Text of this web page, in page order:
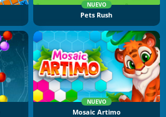
NUEVO
Pets Rush
NUEVO
Mosaic Artimo